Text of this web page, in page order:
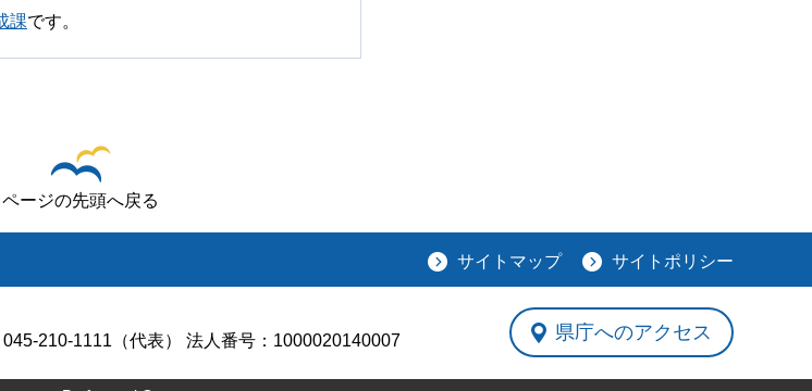
課です。
ページの先頭へ戻る
サイトマップ サイトポリシー
045-210-1111（代表） 法人番号：1000020140007 県庁へのアクセス